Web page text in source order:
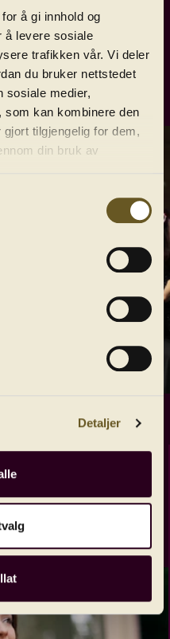
å gi innhold og
å levere sosiale
trafikken vår. Vi deler
du bruker nettstedet
sosiale medier,
som kan kombinere den
tilgjengelig for dem,
din bruk av
Detaljer
Bergen Filharmoniske
og dansere fra
med